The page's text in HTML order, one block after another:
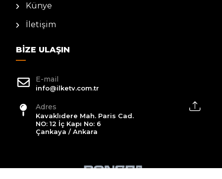
Künye
İletişim
BIZE ULAŞIN
E-mail
info@ilketv.com.tr
Adres
Kavaklıdere Mah. Paris Cad.
NO: 12 İç Kapı No: 6
Çankaya / Ankara